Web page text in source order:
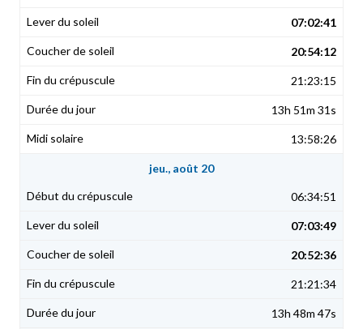
07:02:41
20:54:12
21:23:15
13h 51m 31s
13:58:26
jeu., août 20
06:34:51
07:03:49
20:52:36
21:21:34
13h 48m 47s